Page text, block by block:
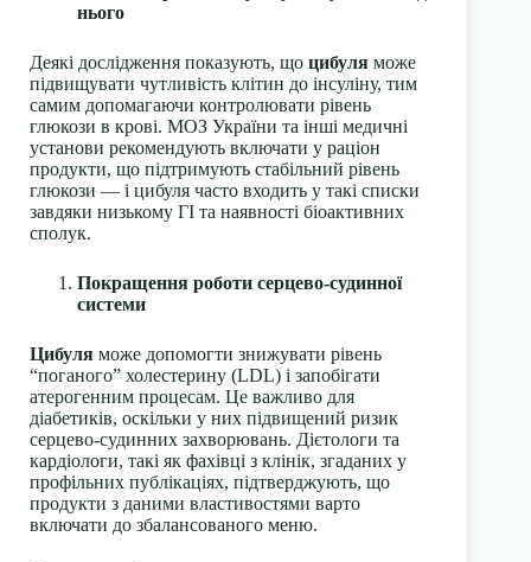
нього
Деякі дослідження показують, що цибуля може
підвищувати чутливість клітин до інсуліну, тим
самим допомагаючи контролювати рівень
глюкози в крові. МОЗ України та інші медичні
установи рекомендують включати у раціон
продукти, що підтримують стабільний рівень
глюкози — і цибуля часто входить у такі списки
завдяки низькому ГІ та наявності біоактивних
сполук.
Покращення роботи серцево-судинної
системи
Цибуля може допомогти знижувати рівень
“поганого” холестерину (LDL) і запобігати
атерогенним процесам. Це важливо для
діабетиків, оскільки у них підвищений ризик
серцево-судинних захворювань. Дієтологи та
кардіологи, такі як фахівці з клінік, згаданих у
профільних публікаціях, підтверджують, що
продукти з даними властивостями варто
включати до збалансованого меню.